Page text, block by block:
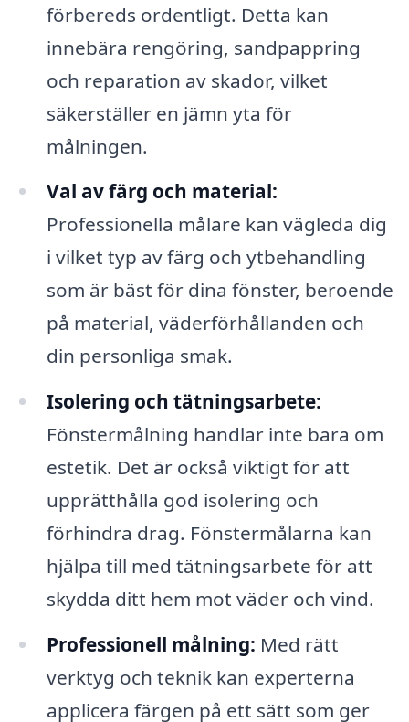
förbereds ordentligt. Detta kan
innebära rengöring, sandpappring
och reparation av skador, vilket
säkerställer en jämn yta för
målningen.
Val av färg och material:
Professionella målare kan vägleda dig
i vilket typ av färg och ytbehandling
som är bäst för dina fönster, beroende
på material, väderförhållanden och
din personliga smak.
Isolering och tätningsarbete:
Fönstermålning handlar inte bara om
estetik. Det är också viktigt för att
upprätthålla god isolering och
förhindra drag. Fönstermålarna kan
hjälpa till med tätningsarbete för att
skydda ditt hem mot väder och vind.
Professionell målning: Med rätt
verktyg och teknik kan experterna
applicera färgen på ett sätt som ger